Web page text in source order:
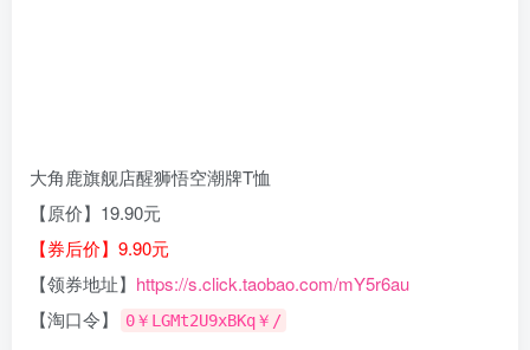
大角鹿旗舰店醒狮悟空潮牌T恤
【原价】19.90元
【券后价】9.90元
【领券地址】 https://s.click.taobao.com/mY5r6au
【淘口令】
0￥LGMt2U9xBKq￥/